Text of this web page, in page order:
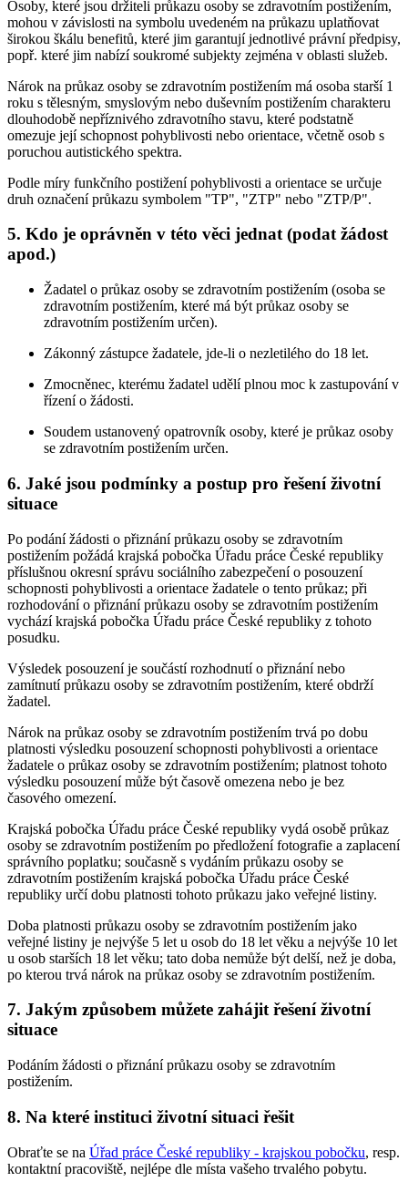
Osoby, které jsou držiteli průkazu osoby se zdravotním postižením,
mohou v závislosti na symbolu uvedeném na průkazu uplatňovat
širokou škálu benefitů, které jim garantují jednotlivé právní předpisy,
popř. které jim nabízí soukromé subjekty zejména v oblasti služeb.
Nárok na průkaz osoby se zdravotním postižením má osoba starší 1
roku s tělesným, smyslovým nebo duševním postižením charakteru
dlouhodobě nepříznivého zdravotního stavu, které podstatně
omezuje její schopnost pohyblivosti nebo orientace, včetně osob s
poruchou autistického spektra.
Podle míry funkčního postižení pohyblivosti a orientace se určuje
druh označení průkazu symbolem "TP", "ZTP" nebo "ZTP/P".
5. Kdo je oprávněn v této věci jednat (podat žádost
apod.)
Žadatel o průkaz osoby se zdravotním postižením (osoba se
zdravotním postižením, které má být průkaz osoby se
zdravotním postižením určen).
Zákonný zástupce žadatele, jde-li o nezletilého do 18 let.
Zmocněnec, kterému žadatel udělí plnou moc k zastupování v
řízení o žádosti.
Soudem ustanovený opatrovník osoby, které je průkaz osoby
se zdravotním postižením určen.
6. Jaké jsou podmínky a postup pro řešení životní
situace
Po podání žádosti o přiznání průkazu osoby se zdravotním
postižením požádá krajská pobočka Úřadu práce České republiky
příslušnou okresní správu sociálního zabezpečení o posouzení
schopnosti pohyblivosti a orientace žadatele o tento průkaz; při
rozhodování o přiznání průkazu osoby se zdravotním postižením
vychází krajská pobočka Úřadu práce České republiky z tohoto
posudku.
Výsledek posouzení je součástí rozhodnutí o přiznání nebo
zamítnutí průkazu osoby se zdravotním postižením, které obdrží
žadatel.
Nárok na průkaz osoby se zdravotním postižením trvá po dobu
platnosti výsledku posouzení schopnosti pohyblivosti a orientace
žadatele o průkaz osoby se zdravotním postižením; platnost tohoto
výsledku posouzení může být časově omezena nebo je bez
časového omezení.
Krajská pobočka Úřadu práce České republiky vydá osobě průkaz
osoby se zdravotním postižením po předložení fotografie a zaplacení
správního poplatku; současně s vydáním průkazu osoby se
zdravotním postižením krajská pobočka Úřadu práce České
republiky určí dobu platnosti tohoto průkazu jako veřejné listiny.
Doba platnosti průkazu osoby se zdravotním postižením jako
veřejné listiny je nejvýše 5 let u osob do 18 let věku a nejvýše 10 let
u osob starších 18 let věku; tato doba nemůže být delší, než je doba,
po kterou trvá nárok na průkaz osoby se zdravotním postižením.
7. Jakým způsobem můžete zahájit řešení životní
situace
Podáním žádosti o přiznání průkazu osoby se zdravotním
postižením.
8. Na které instituci životní situaci řešit
Obraťte se na Úřad práce České republiky - krajskou pobočku, resp.
kontaktní pracoviště, nejlépe dle místa vašeho trvalého pobytu.